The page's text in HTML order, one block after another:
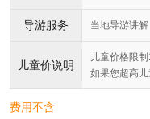
导游服务 当地导游讲解
儿童价说明
儿童价格限
如果您超高
费用不含